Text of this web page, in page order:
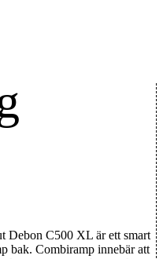
Debon C500 XL är ett smart
bak. Combiramp innebär att